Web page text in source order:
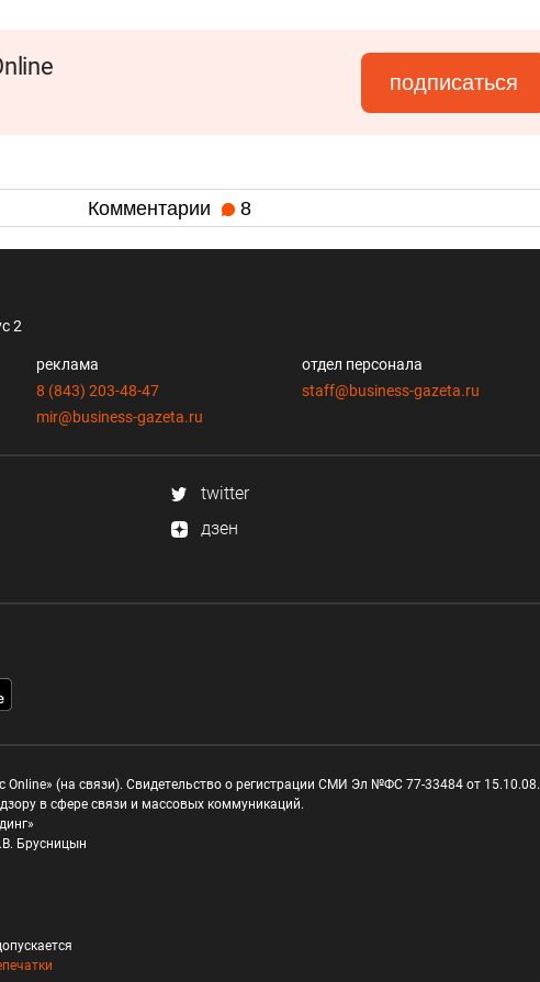
подписаться
Комментарии 8
2
реклама
8 (843) 203-48-47
mir@business-gazeta.ru
отдел персонала
staff@business-gazeta.ru
twitter
дзен
Online» (на связи). Свидетельство о регистрации СМИ Эл №ФС 77-33484 от 15.10.08.
в сфере связи и массовых коммуникаций.
Брусницын